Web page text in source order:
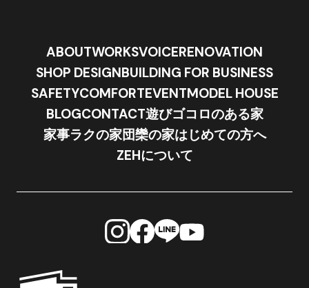
ABOUTWORKSVOICERENOVATION
SHOP DESIGNBUILDING FOR BUSINESS
SAFETYCOMFORTEVENTMODEL HOUSE
BLOGCONTACT遊びゴコロのある家
家事ラクの家団欒の家はじめての方へ
ZEHについて